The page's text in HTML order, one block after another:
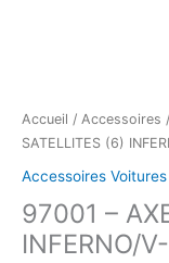
Accueil / Accessoires /
SATELLITES (6)
Accessoires Voitures
97001 –
INFERNO/